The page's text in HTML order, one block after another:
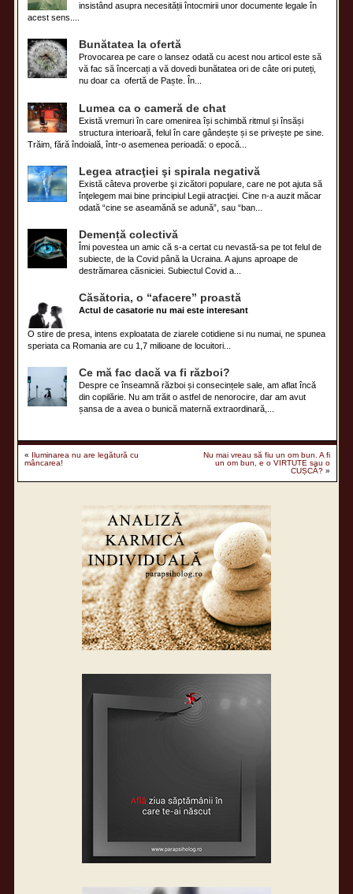
insistând asupra necesității întocmirii unor documente legale în
acest sens....
Bunătatea la ofertă
Provocarea pe care o lansez odată cu acest nou articol este să
vă fac să încercați a vă dovedi bunătatea ori de câte ori puteți,
nu doar ca ofertă de Paște. În...
Lumea ca o cameră de chat
Există vremuri în care omenirea își schimbă ritmul și însăși
structura interioară, felul în care gândește și se privește pe sine.
Trăim, fără îndoială, într-o asemenea perioadă: o epocă...
Legea atracţiei şi spirala negativă
Există câteva proverbe şi zicători populare, care ne pot ajuta să
înţelegem mai bine principiul Legii atracţiei. Cine n-a auzit măcar
odată “cine se aseamănă se adună”, sau “ban...
Demență colectivă
Îmi povestea un amic că s-a certat cu nevastă-sa pe tot felul de
subiecte, de la Covid până la Ucraina. A ajuns aproape de
destrămarea căsniciei. Subiectul Covid a...
Căsătoria, o “afacere” proastă
Actul de casatorie nu mai este interesant
O stire de presa, intens exploatata de ziarele cotidiene si nu numai, ne spunea
speriata ca Romania are cu 1,7 milioane de locuitori...
Ce mă fac dacă va fi război?
Despre ce înseamnă război și consecințele sale, am aflat încă
din copilărie. Nu am trăit o astfel de nenorocire, dar am avut
șansa de a avea o bunică maternă extraordinară,...
« Iluminarea nu are legătură cu
mâncarea!
Nu mai vreau să fiu un om bun. A fi
un om bun, e o VIRTUTE sau o
CUȘCĂ?»